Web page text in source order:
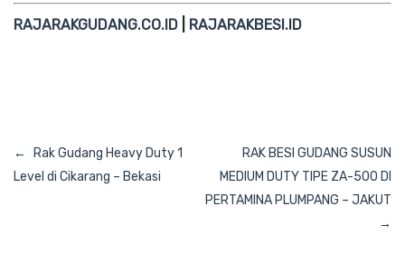
RAJARAKGUDANG.CO.ID RAJARAKBESI.ID
Navigasi
pos
Rak Gudang Heavy Duty 1
Level di Cikarang – Bekasi
RAK BESI GUDANG SUSUN
MEDIUM DUTY TIPE ZA-500 DI
PERTAMINA PLUMPANG – JAKUT